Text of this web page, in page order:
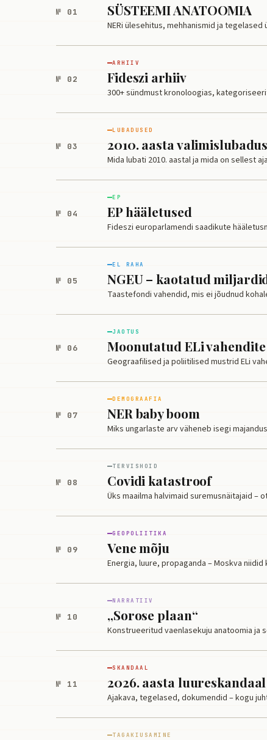
№ 01 SÜSTEEMI ANATOOMIA
NERi ülesehitus, mehhanismid ja tegelased
№ 02
ARHIIV
Fideszi arhiiv
300+ sündmust kronoloogias,
№ 03
LUBADUSED
2010. aasta
Mida lubati 2010. aastal ja mida on sellest
№ 04
EP
EP hääletused
Fideszi europarlamendi saadikute
№ 05
EL RAHA
NGEU – kaotatud
Taastefondi vahendid, mis ei jõudnud
№ 06
JAOTUS
Moonutatud ELi
Geograafilised ja poliitilised mustrid ELi
№ 07
DEMOGRAAFIA
NER baby boom
Miks ungarlaste arv väheneb isegi
№ 08
TERVISHOID
Covidi katastroof
Üks maailma halvimaid suremusnäitajaid –
№ 09
GEOPOLIITIKA
Vene mõju
Energia, luure, propaganda – Moskva
№ 10
NARRATIIV
„Sorose plaan“
Konstrueeritud vaenlasekuju anatoomia ja
№ 11
SKANDAAL
2026. aasta luureskandaal
Ajakava, tegelased, dokumendid – kogu
TAGAKIUSAMINE